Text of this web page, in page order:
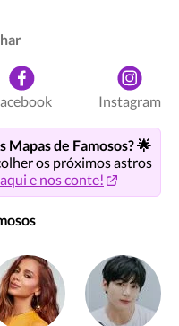
Instagram
de Famosos? 🌟
os próximos astros
e nos conte!